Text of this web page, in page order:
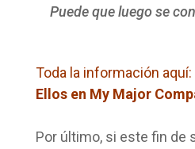
Puede que luego se
Toda la información aquí:
Ellos en My Major
Por último, si este fin de